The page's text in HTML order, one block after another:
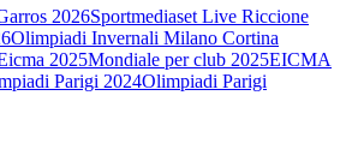
2026Sportmediaset Live Riccione
Olimpiadi Invernali Milano Cortina
2025Mondiale per club 2025EICMA
Parigi 2024Olimpiadi Parigi